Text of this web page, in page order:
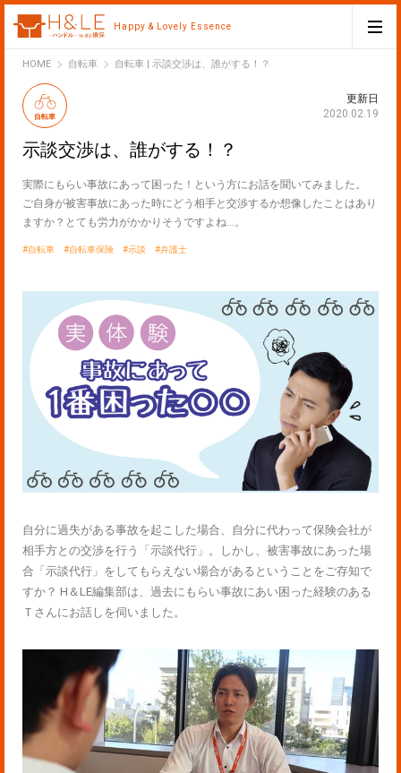
Happy & Lovely Essence
HOMEH&LE自転車 自転車 | 示談交渉は、誰がする！？
自転車
更新日
2020.02.19
示談交渉は、誰がする！？
実際にもらい事故にあって困った！という方にお話を聞いてみました。
ご自身が被害事故にあった時にどう相手と交渉するか想像したことはあり
ますか？とても労力がかかりそうですよね…。
自転車 自転車保険 示談 弁護士
自分に過失がある事故を起こした場合、自分に代わって保険会社が
相手方との交渉を行う「示談代行」。しかし、被害事故にあった場
合「示談代行」をしてもらえない場合があるということをご存知で
すか？ H＆LE編集部は、過去にもらい事故にあい困った経験のある
Ｔさんにお話しを伺いました。